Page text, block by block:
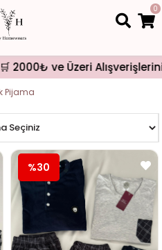
0
ve Üzeri
Pijama
%30